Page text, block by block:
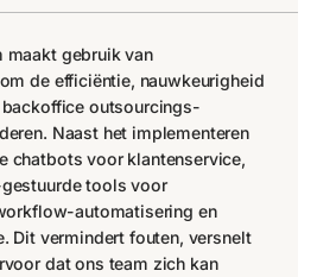
maakt gebruik van
de efficiëntie, nauwkeurigheid
outsourcings-
Naast het implementeren
chatbots voor klantenservice,
tools voor
automatisering en
Dit vermindert fouten, versnelt
dat ons team zich kan